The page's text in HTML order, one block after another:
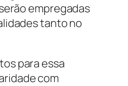
empregadas
tanto no
para essa
com